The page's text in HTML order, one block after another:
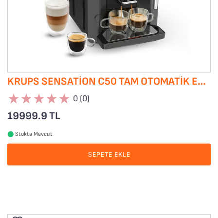
KRUPS SENSATION C50 TAM OTOMATIK ESPRESSO KAHVE MAKINESI
0 (0)
19999.9 TL
⬤ Stokta Mevcut
SEPETE EKLE